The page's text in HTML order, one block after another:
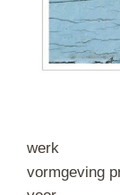
werk
vormgeving